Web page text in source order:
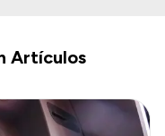
Artículos